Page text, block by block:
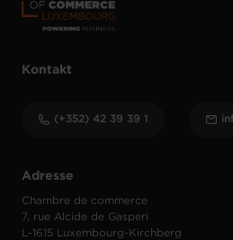
Adresse
Chambre de commerce
7, rue Alcide de Gasperi
L-1615 Luxembourg-Kirchberg
Kontakt
(+352) 42 39 39 1